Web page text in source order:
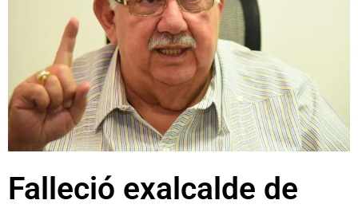
Falleció exalcalde de